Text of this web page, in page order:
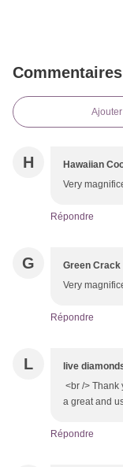
Commentaires
H Hawaiian
Very
Répondre
G Green Crack
Very
Répondre
L live
<br /> Thank
a great and
Répondre